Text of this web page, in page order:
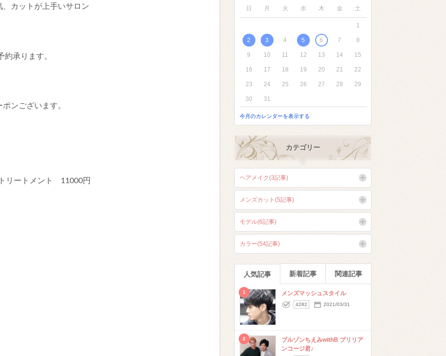
カットが上手いサロン
約承ります。
ンございます。
リートメント 11000円
日 月 火 水 木 金 土
1
2 3 4 5 6 7 8
9 10 11 12 13 14 15
16 17 18 19 20 21 22
23 24 25 26 27 28 29
30 31
今月のカレンダーを表示する
カテゴリー
ヘアメイク(3記事)
メンズカット(5記事)
モデル(6記事)
カラー(54記事)
人気記事 新着記事 関連記事
1 メンズマッシュスタイル
4282 2021/03/31
2
ブルゾンちえみwithB ブリリア
ンコージ君♪